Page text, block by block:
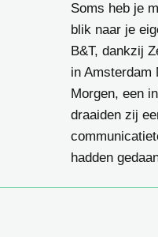
Soms heb je
blik naar je
B&T, dankzij
in Amsterdam
Morgen, een
draaiden zij
hadden